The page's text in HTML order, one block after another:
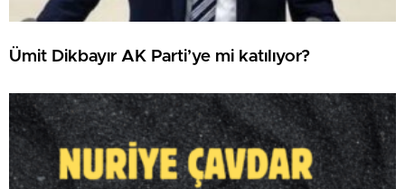
Ümit Dikbayır AK Parti’ye mi katılıyor?